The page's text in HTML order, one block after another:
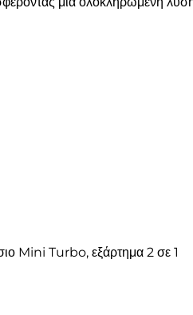
Mini Turbo, εξάρτημα 2 σε 1